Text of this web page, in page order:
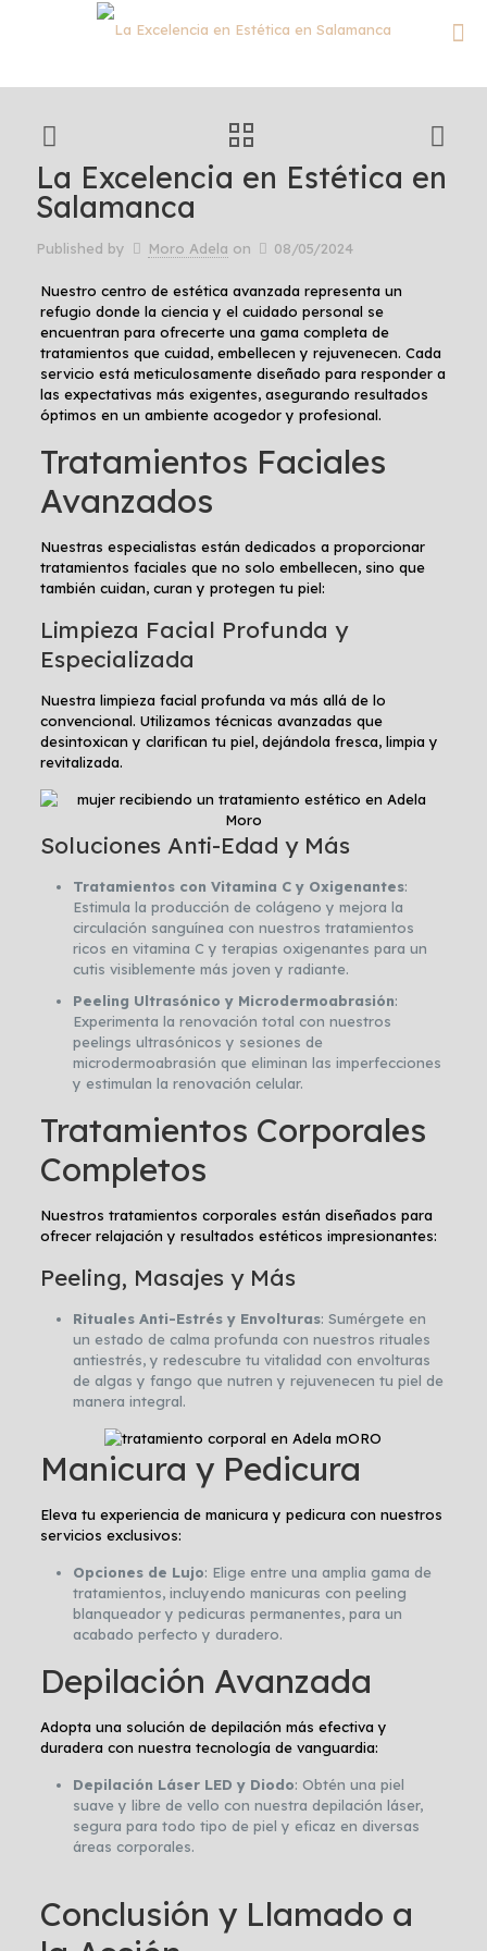
La Excelencia en Estética en
Salamanca
Published by Moro Adela on 08/05/2024
Nuestro centro de estética avanzada representa un
refugio donde la ciencia y el cuidado personal se
encuentran para ofrecerte una gama completa de
tratamientos que cuidad, embellecen y rejuvenecen. Cada
servicio está meticulosamente diseñado para responder a
las expectativas más exigentes, asegurando resultados
óptimos en un ambiente acogedor y profesional.
Tratamientos Faciales
Avanzados
Nuestras especialistas están dedicados a proporcionar
tratamientos faciales que no solo embellecen, sino que
también cuidan, curan y protegen tu piel:
Limpieza Facial Profunda y
Especializada
Nuestra limpieza facial profunda va más allá de lo
convencional. Utilizamos técnicas avanzadas que
desintoxican y clarifican tu piel, dejándola fresca, limpia y
revitalizada.
Soluciones Anti-Edad y Más
Tratamientos con Vitamina C y Oxigenantes:
Estimula la producción de colágeno y mejora la
circulación sanguínea con nuestros tratamientos
ricos en vitamina C y terapias oxigenantes para un
cutis visiblemente más joven y radiante.
Peeling Ultrasónico y Microdermoabrasión:
Experimenta la renovación total con nuestros
peelings ultrasónicos y sesiones de
microdermoabrasión que eliminan las imperfecciones
y estimulan la renovación celular.
Tratamientos Corporales
Completos
Nuestros tratamientos corporales están diseñados para
ofrecer relajación y resultados estéticos impresionantes:
Peeling, Masajes y Más
Rituales Anti-Estrés y Envolturas: Sumérgete en
un estado de calma profunda con nuestros rituales
antiestrés, y redescubre tu vitalidad con envolturas
de algas y fango que nutren y rejuvenecen tu piel de
manera integral.
Manicura y Pedicura
Eleva tu experiencia de manicura y pedicura con nuestros
servicios exclusivos:
Opciones de Lujo: Elige entre una amplia gama de
tratamientos, incluyendo manicuras con peeling
blanqueador y pedicuras permanentes, para un
acabado perfecto y duradero.
Depilación Avanzada
Adopta una solución de depilación más efectiva y
duradera con nuestra tecnología de vanguardia:
Depilación Láser LED y Diodo: Obtén una piel
suave y libre de vello con nuestra depilación láser,
segura para todo tipo de piel y eficaz en diversas
áreas corporales.
Conclusión y Llamado a